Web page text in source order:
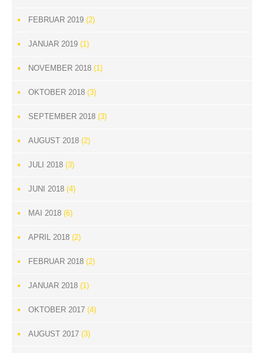
FEBRUAR 2019 (2)
JANUAR 2019 (1)
NOVEMBER 2018 (1)
OKTOBER 2018 (3)
SEPTEMBER 2018 (3)
AUGUST 2018 (2)
JULI 2018 (3)
JUNI 2018 (4)
MAI 2018 (6)
APRIL 2018 (2)
FEBRUAR 2018 (2)
JANUAR 2018 (1)
OKTOBER 2017 (4)
AUGUST 2017 (3)